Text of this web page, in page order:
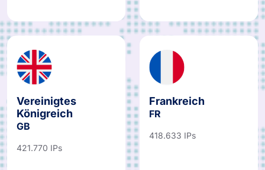
Vereinigtes
Königreich
GB
421.770 IPs
Frankreich
FR
418.633 IPs